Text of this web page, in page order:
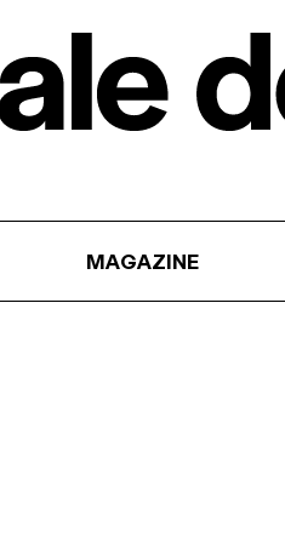
MAGAZINE